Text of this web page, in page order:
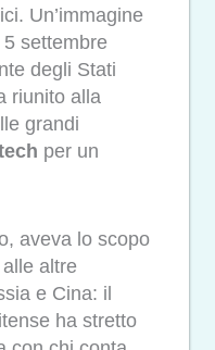
Un’immagine
settembre
degli Stati
riunito alla
grandi
per un
aveva lo scopo
altre
e Cina: il
ha stretto